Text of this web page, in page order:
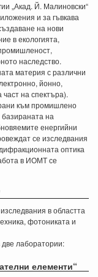
„Акад. Й. Малиновски“
и за гъвкава
на нови
в екологията,
наследство.
материя с различни
йонно,
на спектъра).
към промишлено
на
енергийни
се изследвания
оптика
в ИОМТ се
в областта
фотониката и
две лаборатории:
елементи“